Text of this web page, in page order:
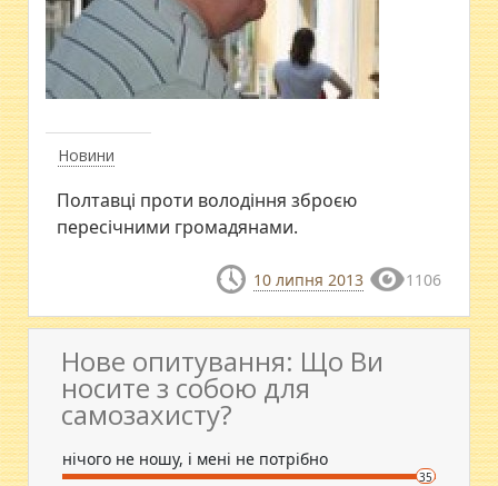
Новини
Полтавці проти володіння зброєю
пересічними громадянами.
10 липня 2013 1106
Нове опитування: Що Ви
носите з собою для
самозахисту?
нічого не ношу, і мені не потрібно
35